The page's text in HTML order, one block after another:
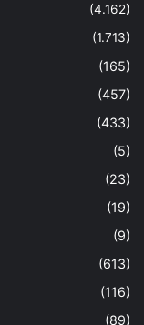
(4.162)
(1.713)
(165)
(457)
(433)
(5)
(23)
(19)
(9)
(613)
(116)
(89)